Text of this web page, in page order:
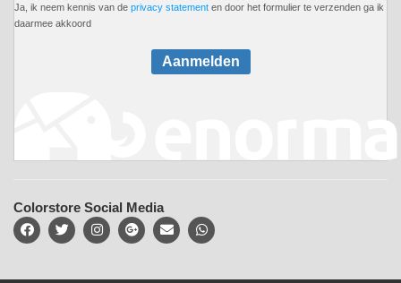
Ja, ik neem kennis van de privacy statement en door het formulier te verzenden ga ik
daarmee akkoord
Aanmelden
Colorstore Social Media